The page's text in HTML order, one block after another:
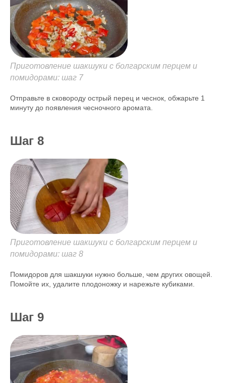
Приготовление шакшуки с болгарским перцем и
помидорами: шаг 7
Отправьте в сковороду острый перец и чеснок, обжарьте 1
минуту до появления чесночного аромата.
Шаг 8
Приготовление шакшуки с болгарским перцем и
помидорами: шаг 8
Помидоров для шакшуки нужно больше, чем других овощей.
Помойте их, удалите плодоножку и нарежьте кубиками.
Шаг 9